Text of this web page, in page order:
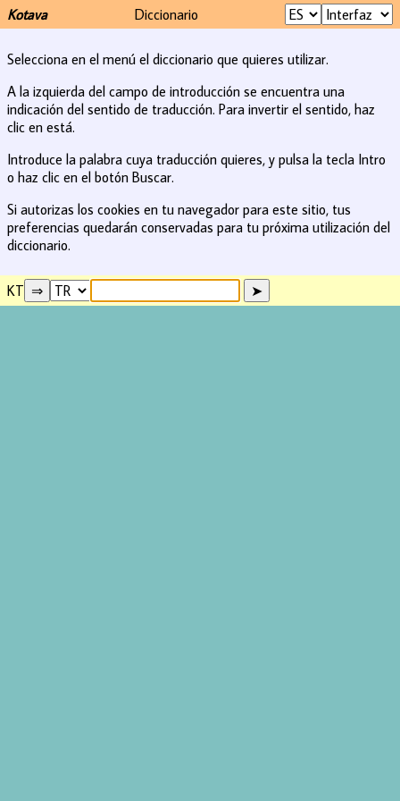
Kotava Diccionario
Selecciona en el menú el diccionario que quieres utilizar.
A la izquierda del campo de introducción se encuentra una
indicación del sentido de traducción. Para invertir el sentido, haz
clic en está.
Introduce la palabra cuya traducción quieres, y pulsa la tecla Intro
o haz clic en el botón Buscar.
Si autorizas los cookies en tu navegador para este sitio, tus
preferencias quedarán conservadas para tu próxima utilización del
diccionario.
KT